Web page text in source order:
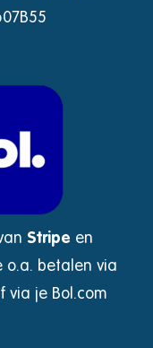
Stripe en
o.a. betalen via
via je Bol.com